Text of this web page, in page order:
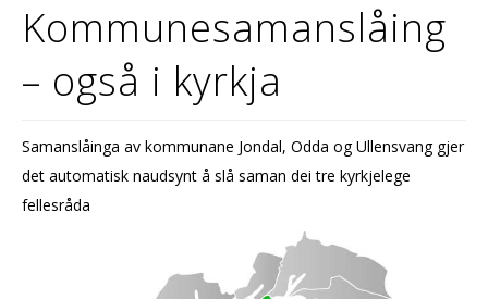
KONFIRMASJON
GRAVFERD
BORN OG UNGE
Kommunesamanslåing
– også i kyrkja
Samanslåinga av kommunane Jondal, Odda og Ullensvang gjer
det automatisk naudsynt å slå saman dei tre kyrkjelege
fellesråda